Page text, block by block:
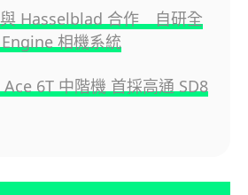
Hasselblad 合作 自研全
相機系統
6T 中階機 首採高通 SD8